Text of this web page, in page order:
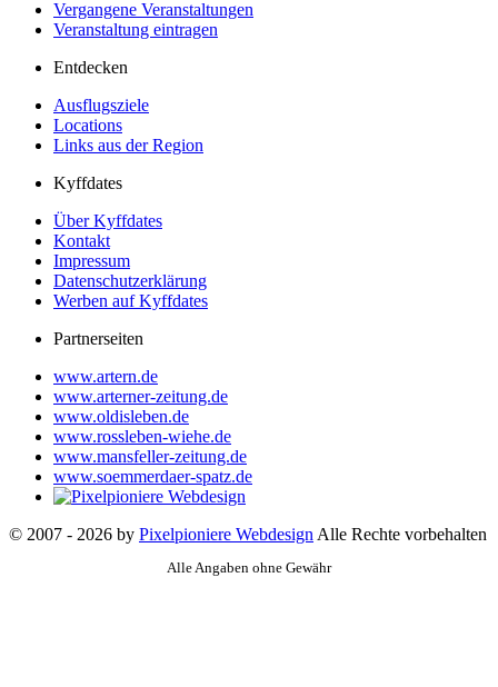
Vergangene Veranstaltungen
Veranstaltung eintragen
Entdecken
Ausflugsziele
Locations
Links aus der Region
Kyffdates
Über Kyffdates
Kontakt
Impressum
Datenschutzerklärung
Werben auf Kyffdates
Partnerseiten
www.artern.de
www.arterner-zeitung.de
www.oldisleben.de
www.rossleben-wiehe.de
www.mansfeller-zeitung.de
www.soemmerdaer-spatz.de
© 2007 - 2026 by Pixelpioniere Webdesign Alle Rechte vorbehalten
Alle Angaben ohne Gewähr